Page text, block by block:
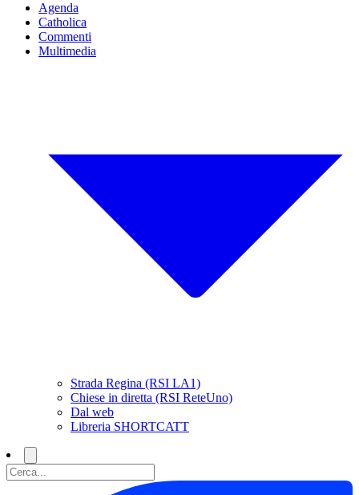
Agenda
Catholica
Commenti
Multimedia
Strada Regina (RSI LA1)
Chiese in diretta (RSI ReteUno)
Dal web
Libreria SHORTCATT